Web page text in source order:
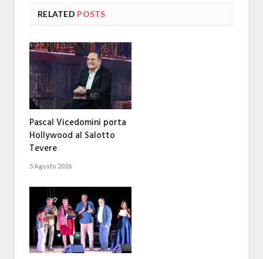
RELATED POSTS
Pascal Vicedomini porta
Hollywood al Salotto
Tevere
5 Agosto 2026